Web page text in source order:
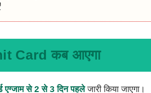
Card कब आएगा
एग्जाम से 2 से 3 दिन पहलेजारी किया जाएगा।